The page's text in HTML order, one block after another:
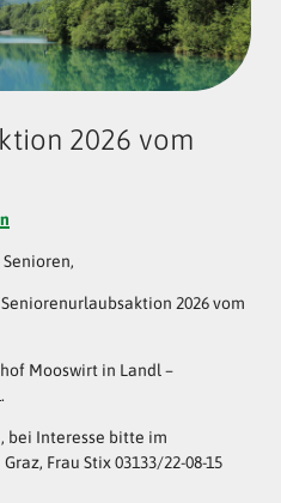
2026 vom
2026 vom
Mooswirt in Landl –
bei Interesse bitte im
Frau Stix 03133/22-08-15